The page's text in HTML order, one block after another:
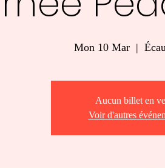
Mon 10 Mar
  |
Aucun billet en
Voir d'autres